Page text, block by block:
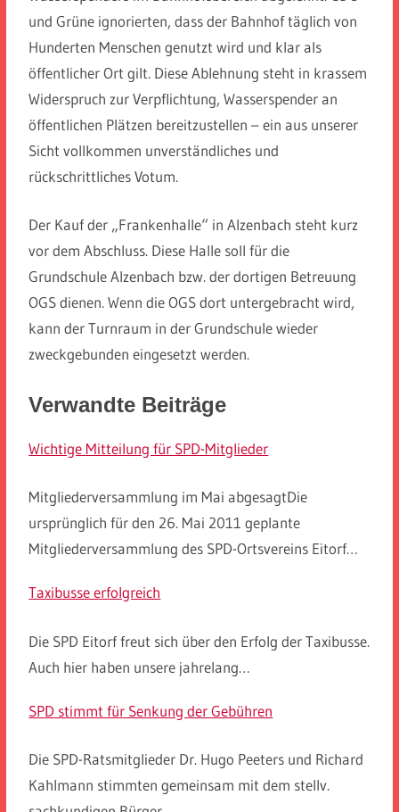
und Grüne ignorierten, dass der Bahnhof täglich von
Hunderten Menschen genutzt wird und klar als
öffentlicher Ort gilt. Diese Ablehnung steht in krassem
Widerspruch zur Verpflichtung, Wasserspender an
öffentlichen Plätzen bereitzustellen – ein aus unserer
Sicht vollkommen unverständliches und
rückschrittliches Votum.
Der Kauf der „Frankenhalle“ in Alzenbach steht kurz
vor dem Abschluss. Diese Halle soll für die
Grundschule Alzenbach bzw. der dortigen Betreuung
OGS dienen. Wenn die OGS dort untergebracht wird,
kann der Turnraum in der Grundschule wieder
zweckgebunden eingesetzt werden.
Verwandte Beiträge
Wichtige Mitteilung für SPD-Mitglieder
Mitgliederversammlung im Mai abgesagtDie
ursprünglich für den 26. Mai 2011 geplante
Mitgliederversammlung des SPD-Ortsvereins Eitorf…
Taxibusse erfolgreich
Die SPD Eitorf freut sich über den Erfolg der Taxibusse.
Auch hier haben unsere jahrelang…
SPD stimmt für Senkung der Gebühren
Die SPD-Ratsmitglieder Dr. Hugo Peeters und Richard
Kahlmann stimmten gemeinsam mit dem stellv.